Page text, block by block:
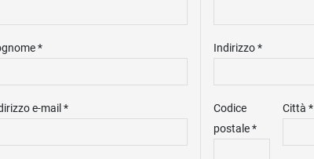
*
e-mail *
Indirizzo *
Codice
postale *
Città *